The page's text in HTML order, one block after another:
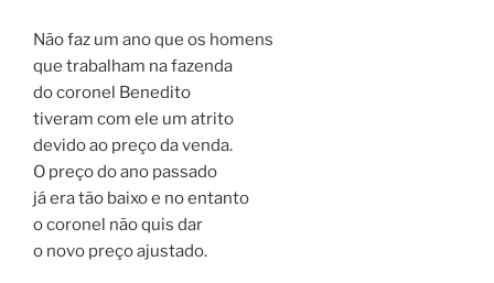
Não faz um ano que os homens
que trabalham na fazenda
do coronel Benedito
tiveram com ele um atrito
devido ao preço da venda.
O preço do ano passado
já era tão baixo e no entanto
o coronel não quis dar
o novo preço ajustado.